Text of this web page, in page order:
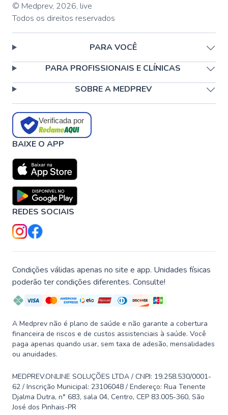
© Medprev, 2026, live
Todos os direitos reservados
PARA VOCÊ
PARA PROFISSIONAIS E CLÍNICAS
SOBRE A MEDPREV
Verificada por
BAIXE O APP
REDES SOCIAIS
Condições válidas apenas no site e app. Unidades físicas
poderão ter condições diferentes. Consulte!
A Medprev não é plano de saúde e não garante a cobertura
financeira de riscos e de custos assistenciais à saúde. Você
paga apenas quando usar, sem taxa de adesão, mensalidades
ou anuidades.
MEDPREV.ONLINE SOLUÇÕES LTDA / CNPJ: 19.258.530/0001-
62 / Inscrição Municipal: 23106048 / Endereço: Rua Tenente
Djalma Dutra, n° 683, sala 04, Centro, CEP 83.005-360, São
José dos Pinhais-PR